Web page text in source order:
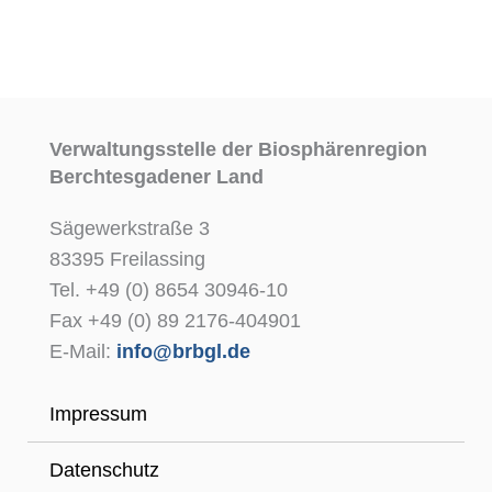
Verwaltungsstelle der Biosphärenregion
Berchtesgadener Land
Sägewerkstraße 3
83395 Freilassing
Tel. +49 (0) 8654 30946-10
Fax +49 (0) 89 2176-404901
E-Mail: info@brbgl.de
Impressum
Datenschutz